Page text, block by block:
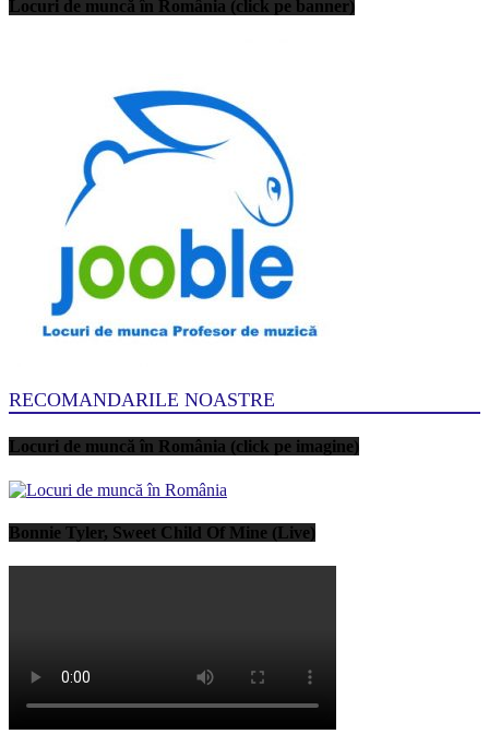
Locuri de muncă în România (click pe banner)
RECOMANDARILE NOASTRE
Locuri de muncă în România (click pe imagine)
Bonnie Tyler, Sweet Child Of Mine (Live)